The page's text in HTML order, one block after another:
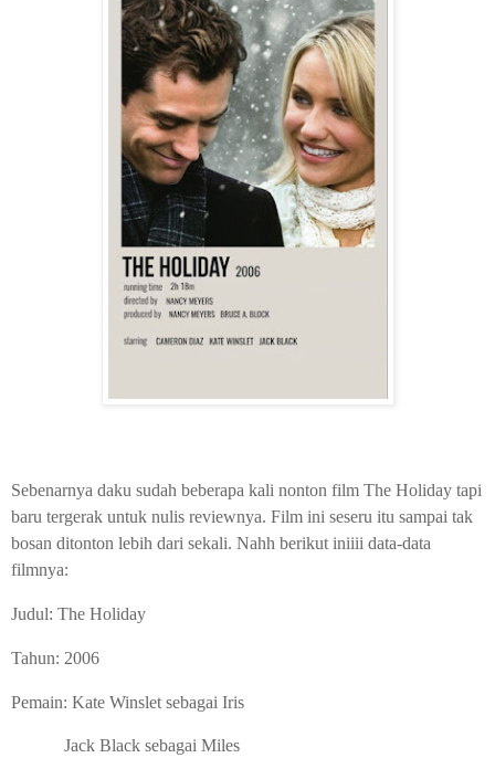
Sebenarnya daku sudah beberapa kali nonton film The Holiday tapi
baru tergerak untuk nulis reviewnya. Film ini seseru itu sampai tak
bosan ditonton lebih dari sekali. Nahh berikut iniiii data-data
filmnya:
Judul: The Holiday
Tahun: 2006
Pemain: Kate Winslet sebagai Iris
Jack Black sebagai Miles